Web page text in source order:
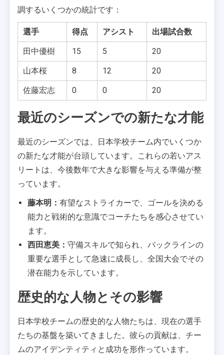
調するいくつかの統計です：
選手 得点 アシスト 出場試合数
田中優樹 15 5 20
山本桜 8 12 20
佐藤宏志 0 0 20
最近のシーズンでの新たな才能
最近のシーズンでは、日本学校チーム内でいくつか
の新たな才能が台頭しています。これらの若いアス
リートは、今後数年で大きな影響を与える準備が整
っています。
藤本明： 有望なストライカーで、ゴールを決める
能力と戦術的な意識でコーチたちを感心させてい
ます。
西田恵美： 守備スキルで知られ、バックラインの
重要な選手として急速に成長し、全国大会でその
潜在能力を示しています。
歴史的な人物とその影響
日本学校チームの歴史的な人物たちは、現在の選手
たちの基盤を築いてきました。彼らの貢献は、チー
ムのアイデンティティと成功を形作っています。